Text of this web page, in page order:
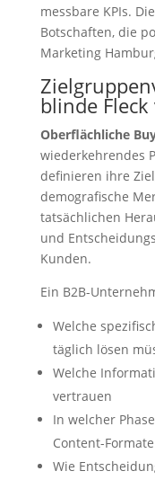
messbare KPIs.
Botschaften, die
Marketing
blinde
Oberflächliche
wiederkehrendes
definieren ihre
demografische
tatsächlichen
und
Kunden.
Ein B2B-
Welche
täglich lösen
Welche
vertrauen
In welcher
Content-
Wie